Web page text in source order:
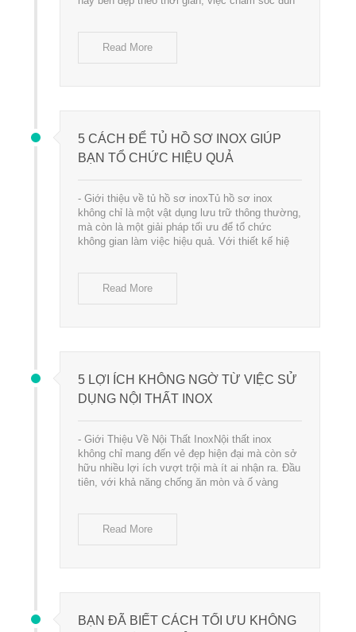
Read More
5 CÁCH ĐỂ TỦ HỒ SƠ INOX GIÚP
BẠN TỔ CHỨC HIỆU QUẢ
- Giới thiệu về tủ hồ sơ inoxTủ hồ sơ inox
không chỉ là một vật dụng lưu trữ thông thường,
mà còn là một giải pháp tối ưu để tổ chức
không gian làm việc hiệu quả. Với thiết kế hiệ
Read More
5 LỢI ÍCH KHÔNG NGỜ TỪ VIỆC SỬ
DỤNG NỘI THẤT INOX
- Giới Thiệu Về Nội Thất InoxNội thất inox
không chỉ mang đến vẻ đẹp hiện đại mà còn sở
hữu nhiều lợi ích vượt trội mà ít ai nhận ra. Đầu
tiên, với khả năng chống ăn mòn và ố vàng
Read More
BẠN ĐÃ BIẾT CÁCH TỐI ƯU KHÔNG